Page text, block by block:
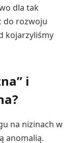
dla tak
do rozwoju
kojarzyliśmy
i
na nizinach w
anomalią.